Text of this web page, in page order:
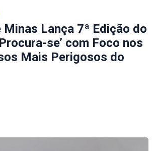
Minas Lança 7ª Edição do
se’ com Foco nos
Mais Perigosos do